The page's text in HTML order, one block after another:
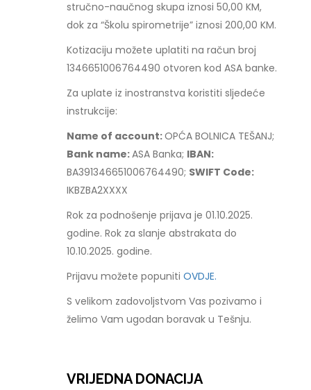
stručno-naučnog skupa iznosi 50,00 KM,
dok za “Školu spirometrije” iznosi 200,00 KM.
Kotizaciju možete uplatiti na račun broj
1346651006764490 otvoren kod ASA banke.
Za uplate iz inostranstva koristiti sljedeće
instrukcije:
Name of account:OPĆA BOLNICA TEŠANJ;
Bank name:ASA Banka; IBAN:
BA391346651006764490; SWIFT Code:
IKBZBA2XXXX
Rok za podnošenje prijava je 01.10.2025.
godine. Rok za slanje abstrakata do
10.10.2025. godine.
Prijavu možete popunitiOVDJE.
S velikom zadovoljstvom Vas pozivamo i
želimo Vam ugodan boravak u Tešnju.
VRIJEDNA DONACIJA